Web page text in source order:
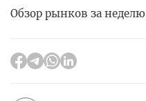
Обзор рынков за неделю